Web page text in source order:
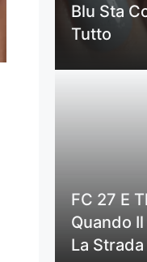
Blu Sta
Tutto
FC 27 E
Quando
La